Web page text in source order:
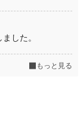
した。
もっと見る